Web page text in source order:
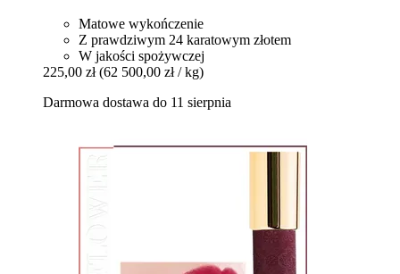
Matowe wykończenie
Z prawdziwym 24 karatowym złotem
W jakości spożywczej
225,00 zł (62 500,00 zł / kg)
Darmowa dostawa do 11 sierpnia